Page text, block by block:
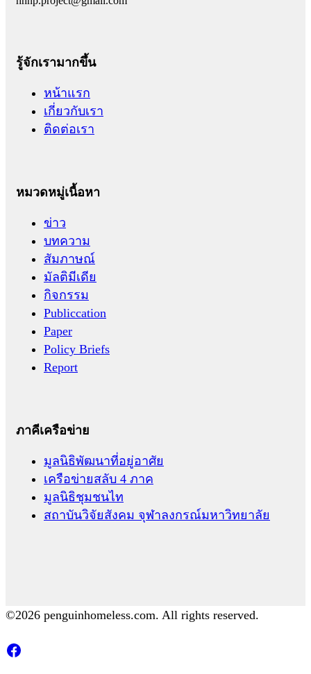
รู้จักเรามากขึ้น
หน้าแรก
เกี่ยวกับเรา
ติดต่อเรา
หมวดหมู่เนื้อหา
ข่าว
บทความ
สัมภาษณ์
มัลติมีเดีย
กิจกรรม
Publiccation
Paper
Policy Briefs
Report
ภาคีเครือข่าย
มูลนิธิพัฒนาที่อยู่อาศัย
เครือข่ายสลับ 4 ภาค
มูลนิธิชุมชนไท
สถาบันวิจัยสังคม จุฬาลงกรณ์มหาวิทยาลัย
©2026 penguinhomeless.com. All rights reserved.